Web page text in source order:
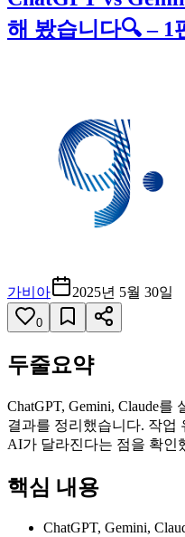
해 봤습니다🔍 – 1
가비아 2025년 5월 30일
0
두줄요약
ChatGPT, Gemini, Claude
결과를 정리했습니다. 작업
AI가 달라진다는 점을 확인
핵심 내용
ChatGPT, Gemini,